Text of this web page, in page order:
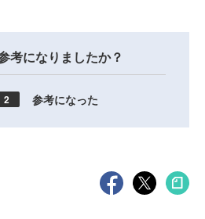
考になりましたか？
2 参考になった